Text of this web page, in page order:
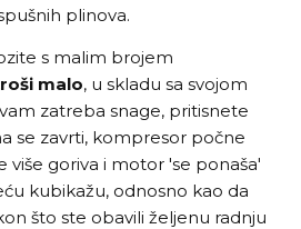
plinova.
s malim brojem
malo, u skladu sa svojom
zatreba snage, pritisnete
se zavrti, kompresor počne
više goriva i motor 'se ponaša'
kubikažu, odnosno kao da
što ste obavili željenu radnju